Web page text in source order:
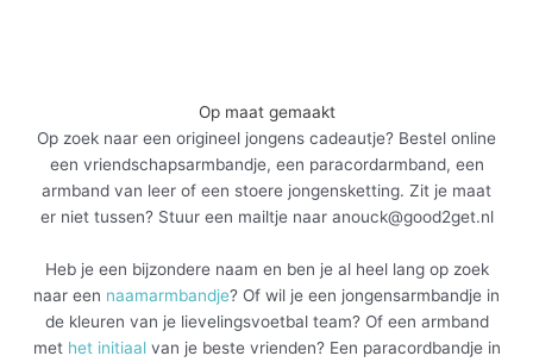
Op maat gemaakt
Op zoek naar een origineel jongens cadeautje? Bestel online
een vriendschapsarmbandje, een paracordarmband, een
armband van leer of een stoere jongensketting. Zit je maat
er niet tussen? Stuur een mailtje naar anouck@good2get.nl
Heb je een bijzondere naam en ben je al heel lang op zoek
naar een naamarmbandje? Of wil je een jongensarmbandje in
de kleuren van je lievelingsvoetbal team? Of een armband
met het initiaalvan je beste vrienden? Een paracordbandje in